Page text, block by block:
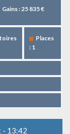
Gains : 25 835 €
Places
: 1
- 13:42